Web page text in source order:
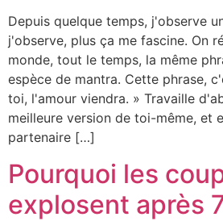
Depuis quelque temps, j'observe
j'observe, plus ça me fascine. On
monde, tout le temps, la même
espèce de mantra. Cette phrase,
toi, l'amour viendra. » Travaille
meilleure version de toi-même, et
partenaire […]
Pourquoi les
explosent après